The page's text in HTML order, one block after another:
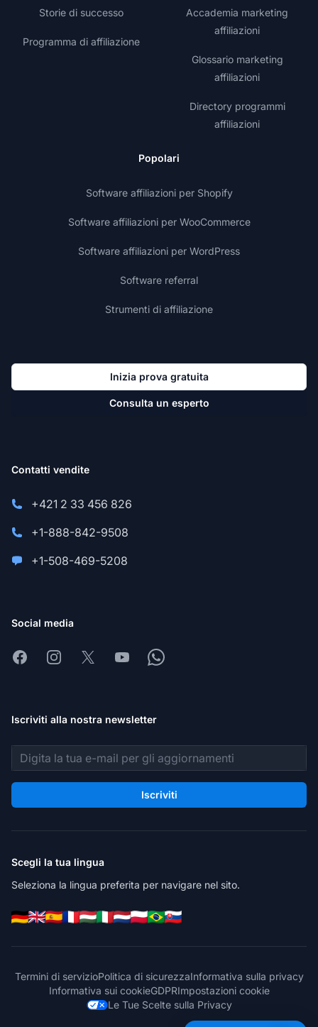
Storie di successo
Programma di affiliazione
Accademia marketing
affiliazioni
Glossario marketing
affiliazioni
Directory programmi
affiliazioni
Popolari
Software affiliazioni per Shopify
Software affiliazioni per WooCommerce
Software affiliazioni per WordPress
Software referral
Strumenti di affiliazione
Inizia prova gratuita
Consulta un esperto
Contatti vendite
+421 2 33 456 826
+1-888-842-9508
+1-508-469-5208
Social media
FacebookInstagram
X YoutubeWhatsapp
Iscriviti alla nostra newsletter
Indirizzo email
Iscriviti
Scegli la tua lingua
Seleziona la lingua preferita per navigare nel sito.
Termini di servizioPolitica di sicurezzaInformativa sulla privacy
Informativa sui cookieGDPRImpostazioni cookie
Le Tue Scelte sulla Privacy